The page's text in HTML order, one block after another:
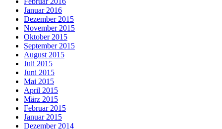
Januar 2016
Dezember 2015
November 2015
Oktober 2015
September 2015
August 2015
Juli 2015
Juni 2015
Mai 2015
April 2015
März 2015
Februar 2015
Januar 2015
Dezember 2014